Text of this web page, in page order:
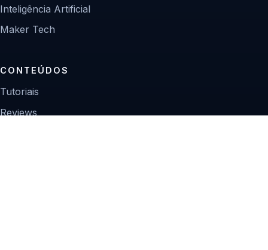
Inteligência Artificial
Maker Tech
CONTEÚDOS
Tutoriais
Reviews